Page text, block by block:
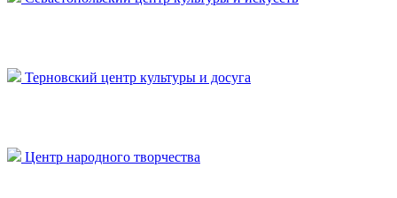
Терновский центр культуры и досуга
Центр народного творчества